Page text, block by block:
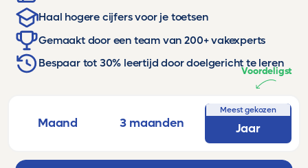
Haal hogere cijfers voor je toetsen
Gemaakt door een team van 200+ vakexperts
Bespaar tot 30% leertijd door doelgericht te leren
Maand 3 maanden
Meest gekozen
Jaar
Voordeligst